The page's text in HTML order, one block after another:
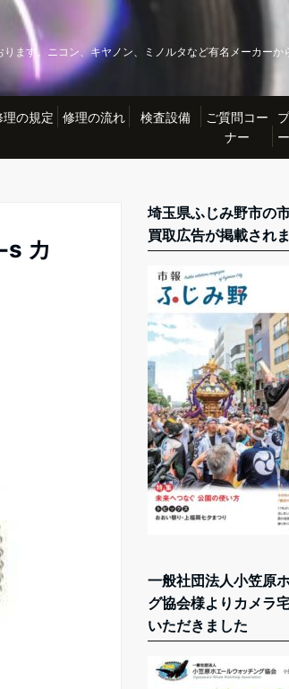
ます。ニコン、キヤノン、ミノルタなど有名メーカーか
理の規定 修理の流れ 検査設備
ご質問コー
ナー
s カ
埼玉県ふじみ野市の
買取広告が掲載され
一般社団法人小笠原
グ協会様よりカメラ
いただきました